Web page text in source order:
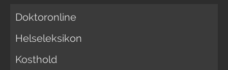
Doktoronline
Helseleksikon
Kosthold